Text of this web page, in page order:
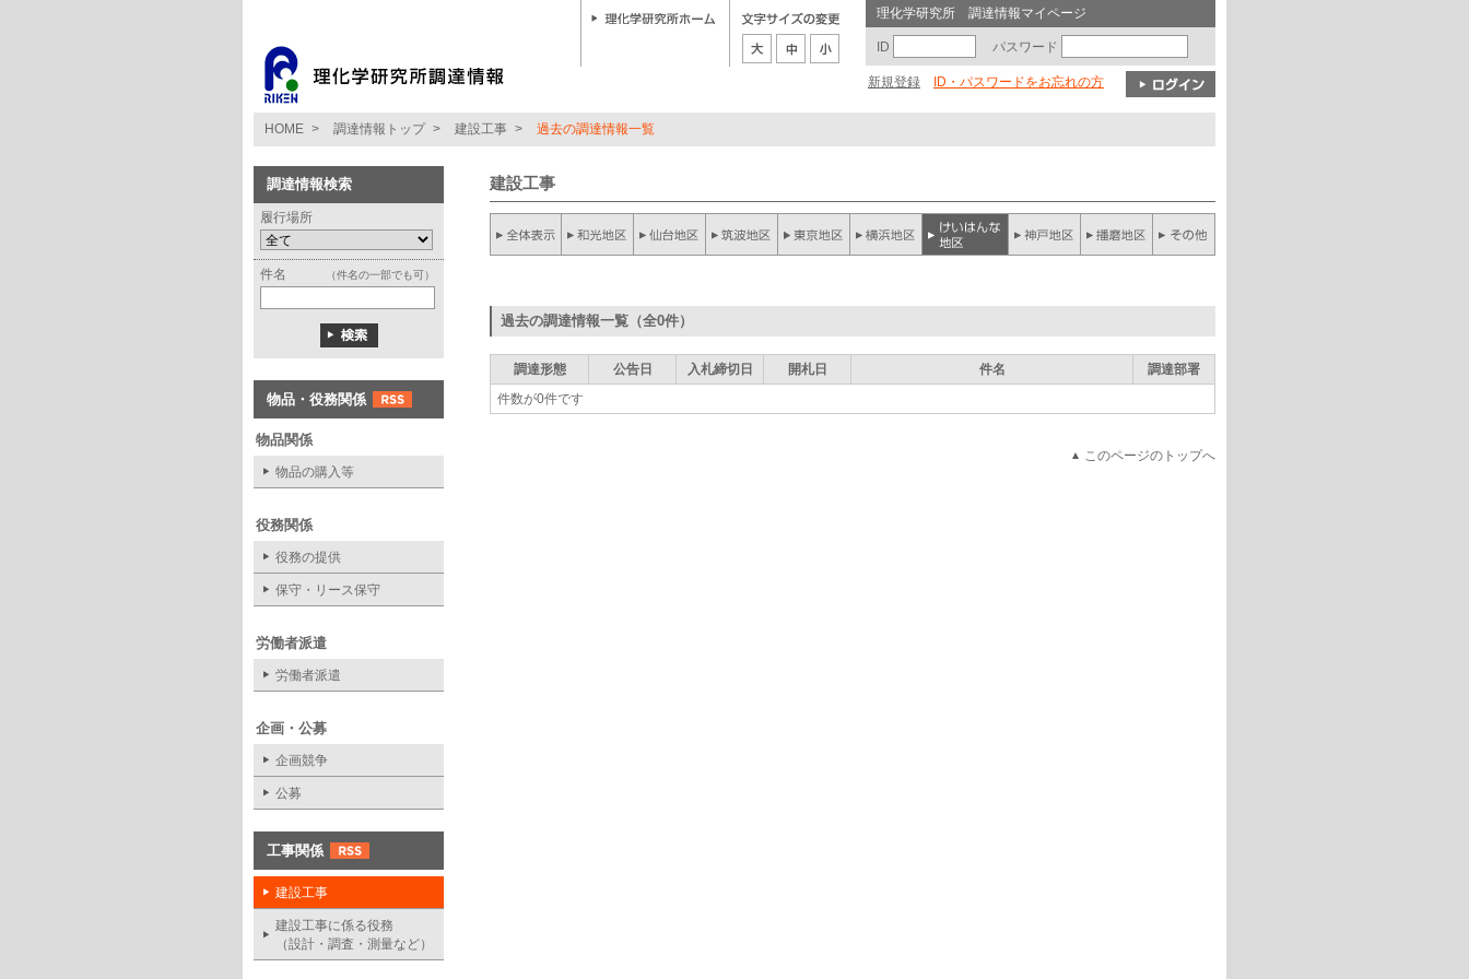
理化学研究所 調達情報マイページ
ID パスワード
新規登録 ID・パスワードをお忘れの方
HOME > 調達情報トップ > 建設工事 > 過去の調達情報一覧
調達情報検索
履行場所
件名 （件名の一部でも可）
物品・役務関係
物品関係
物品の購入等
役務関係
役務の提供
保守・リース保守
労働者派遣
労働者派遣
企画・公募
企画競争
公募
工事関係
建設工事
建設工事に係る役務
（設計・調査・測量など）
建設工事
過去の調達情報一覧（全0件）
調達形態 公告日 入札締切日 開札日 件名
調達部署
件数が0件です
このページのトップへ